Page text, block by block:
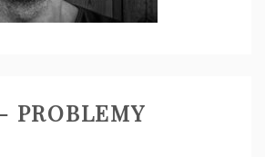
PROBLEMY